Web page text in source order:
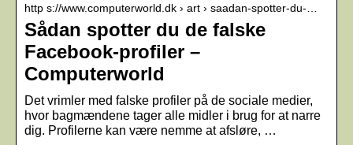
http s://www.computerworld.dk › art › saadan-spotter-du-…
Sådan spotter du de falske
Facebook-profiler –
Computerworld
Det vrimler med falske profiler på de sociale medier,
hvor bagmændene tager alle midler i brug for at narre
dig. Profilerne kan være nemme at afsløre, …